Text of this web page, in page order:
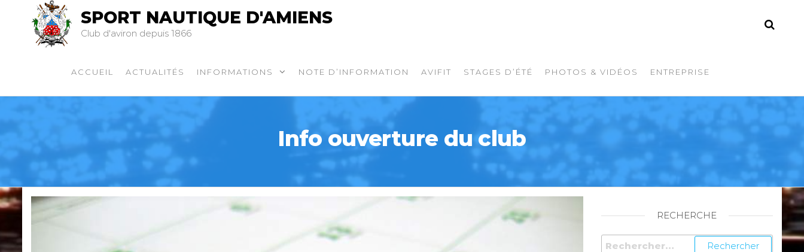
SPORT NAUTIQUE D'AMIENS
Club d'aviron depuis 1866
ACCUEIL ACTUALITÉS INFORMATIONS NOTE D’INFORMATION AVIFIT STAGES D’ÉTÉ PHOTOS & VIDÉOS ENTREPRISE
Info ouverture du club
RECHERCHE